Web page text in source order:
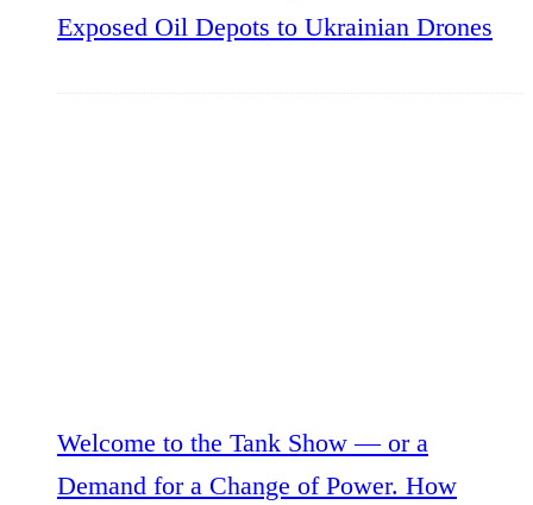
Exposed Oil Depots to Ukrainian Drones
Welcome to the Tank Show — or a
Demand for a Change of Power. How